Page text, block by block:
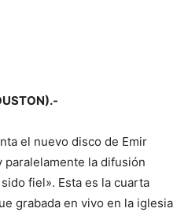
el nuevo disco de Emir
paralelamente la difusión
fiel». Esta es la cuarta
grabada en vivo en la iglesia